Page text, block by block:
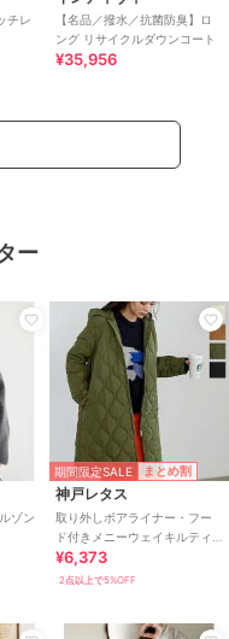
チレ
【名品／撥水／抗菌防臭】ロ
ング リサイクルダウンコート
¥35,956
ー
ゾン
期間限定SALE まとめ割
神戸レタス
取り外しボアライナー・フー
ド付きメニーウェイキルティ
ング中綿コート [K1153]
¥6,373
2点以上で5%OFF